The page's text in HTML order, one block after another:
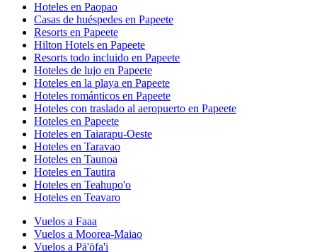
Hoteles en Paopao
Casas de huéspedes en Papeete
Resorts en Papeete
Hilton Hotels en Papeete
Resorts todo incluido en Papeete
Hoteles de lujo en Papeete
Hoteles en la playa en Papeete
Hoteles románticos en Papeete
Hoteles con traslado al aeropuerto en Papeete
Hoteles en Papeete
Hoteles en Taiarapu-Oeste
Hoteles en Taravao
Hoteles en Taunoa
Hoteles en Tautira
Hoteles en Teahupo'o
Hoteles en Teavaro
Vuelos a Faaa
Vuelos a Moorea-Maiao
Vuelos a Pā'ōfa'i